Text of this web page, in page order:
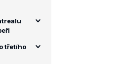
třetího